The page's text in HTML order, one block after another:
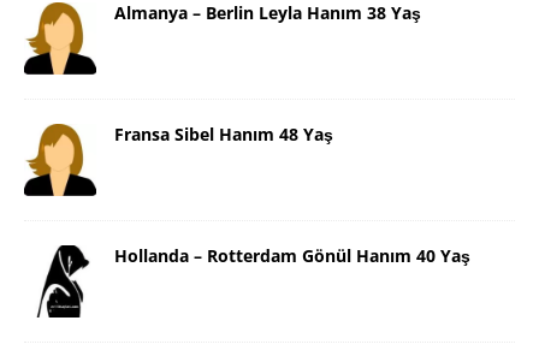
Almanya – Berlin Leyla Hanım 38 Yaş
Fransa Sibel Hanım 48 Yaş
Hollanda – Rotterdam Gönül Hanım 40 Yaş